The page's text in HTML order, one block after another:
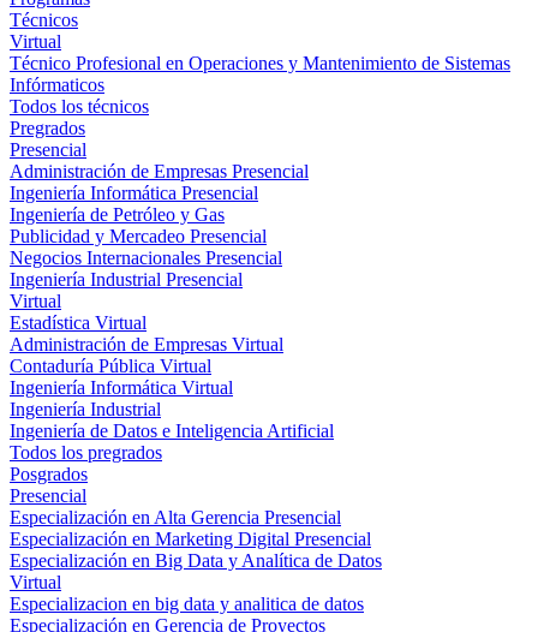
Técnicos
Virtual
Técnico Profesional en Operaciones y Mantenimiento de Sistemas
Infórmaticos
Todos los técnicos
Pregrados
Presencial
Administración de Empresas Presencial
Ingeniería Informática Presencial
Ingeniería de Petróleo y Gas
Publicidad y Mercadeo Presencial
Negocios Internacionales Presencial
Ingeniería Industrial Presencial
Virtual
Estadística Virtual
Administración de Empresas Virtual
Contaduría Pública Virtual
Ingeniería Informática Virtual
Ingeniería Industrial
Ingeniería de Datos e Inteligencia Artificial
Todos los pregrados
Posgrados
Presencial
Especialización en Alta Gerencia Presencial
Especialización en Marketing Digital Presencial
Especialización en Big Data y Analítica de Datos
Virtual
Especializacion en big data y analitica de datos
Especialización en Gerencia de Proyectos